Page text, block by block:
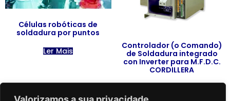
Células robóticas de
soldadura por puntos
Ler Mais
Controlador (o Comando)
de Soldadura integrado
con Inverter para M.F.D.C.
CORDILLERA